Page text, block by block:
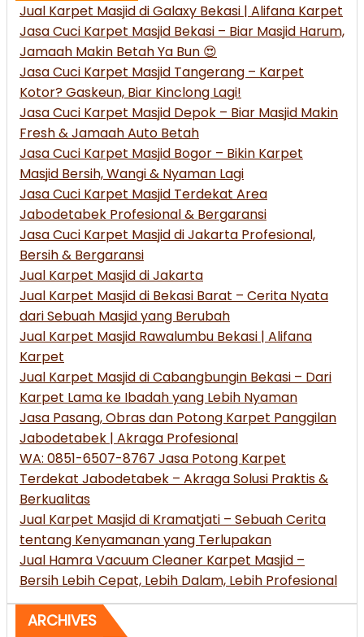
Jual Karpet Masjid di Galaxy Bekasi | Alifana Karpet
Jasa Cuci Karpet Masjid Bekasi – Biar Masjid Harum,
Jamaah Makin Betah Ya Bun 😍
Jasa Cuci Karpet Masjid Tangerang – Karpet
Kotor? Gaskeun, Biar Kinclong Lagi!
Jasa Cuci Karpet Masjid Depok – Biar Masjid Makin
Fresh & Jamaah Auto Betah
Jasa Cuci Karpet Masjid Bogor – Bikin Karpet
Masjid Bersih, Wangi & Nyaman Lagi
Jasa Cuci Karpet Masjid Terdekat Area
Jabodetabek Profesional & Bergaransi
Jasa Cuci Karpet Masjid di Jakarta Profesional,
Bersih & Bergaransi
Jual Karpet Masjid di Jakarta
Jual Karpet Masjid di Bekasi Barat – Cerita Nyata
dari Sebuah Masjid yang Berubah
Jual Karpet Masjid Rawalumbu Bekasi | Alifana
Karpet
Jual Karpet Masjid di Cabangbungin Bekasi – Dari
Karpet Lama ke Ibadah yang Lebih Nyaman
Jasa Pasang, Obras dan Potong Karpet Panggilan
Jabodetabek | Akraga Profesional
WA: 0851-6507-8767 Jasa Potong Karpet
Terdekat Jabodetabek – Akraga Solusi Praktis &
Berkualitas
Jual Karpet Masjid di Kramatjati – Sebuah Cerita
tentang Kenyamanan yang Terlupakan
Jual Hamra Vacuum Cleaner Karpet Masjid –
Bersih Lebih Cepat, Lebih Dalam, Lebih Profesional
ARCHIVES